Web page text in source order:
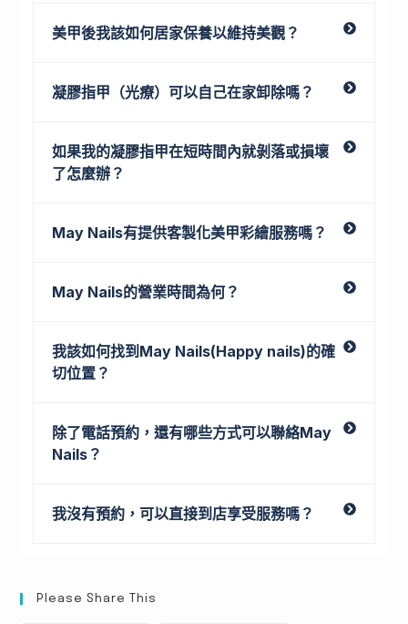
美甲後我該如何居家保養以維持美觀？
凝膠指甲（光療）可以自己在家卸除嗎？
如果我的凝膠指甲在短時間內就剝落或損壞
了怎麼辦？
May Nails有提供客製化美甲彩繪服務嗎？
May Nails的營業時間為何？
我該如何找到May Nails(Happy nails)的確
切位置？
除了電話預約，還有哪些方式可以聯絡May
Nails？
我沒有預約，可以直接到店享受服務嗎？
Please Share This